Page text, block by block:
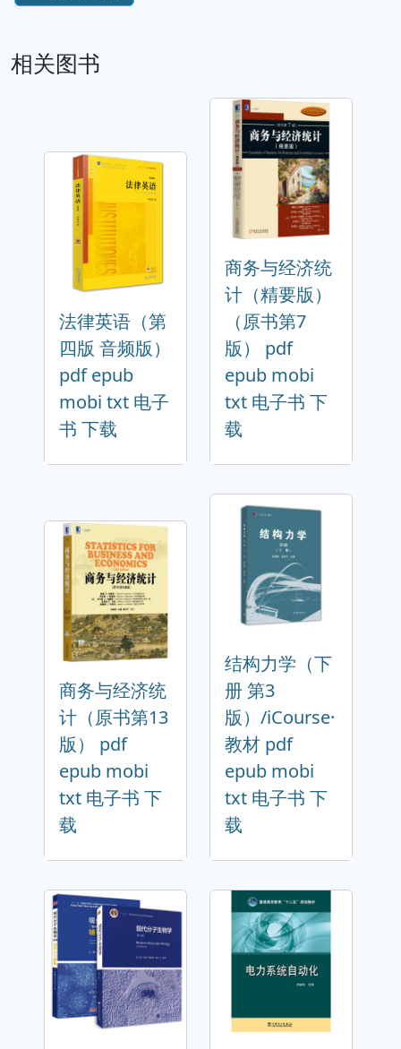
相关图书
法律英语（第
四版 音频版）
pdf epub
mobi txt 电子
书 下载
商务与经济统
计（精要版）
（原书第7
版） pdf
epub mobi
txt 电子书 下
载
商务与经济统
计（原书第13
版） pdf
epub mobi
txt 电子书 下
载
结构力学（下
册 第3
版）/iCourse·
教材 pdf
epub mobi
txt 电子书 下
载